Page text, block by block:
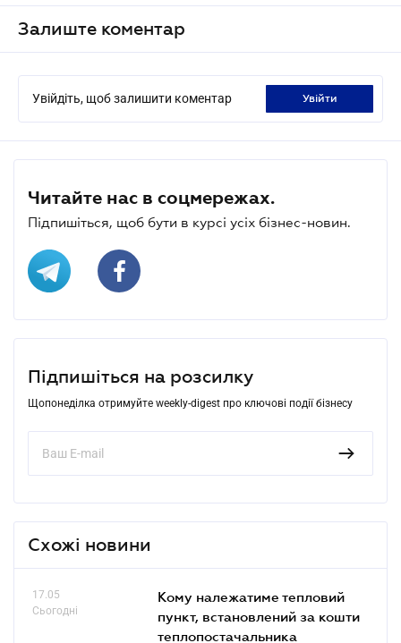
Залиште коментар
Увійдіть, щоб залишити коментар увійти
Читайте нас в соцмережах.
Підпишіться, щоб бути в курсі усіх бізнес-новин.
Підпишіться на розсилку
Щопонеділка отримуйте weekly-digest про ключові події бізнесу
Схожі новини
17.05
Сьогодні
Кому належатиме тепловий
пункт, встановлений за кошти
теплопостачальника